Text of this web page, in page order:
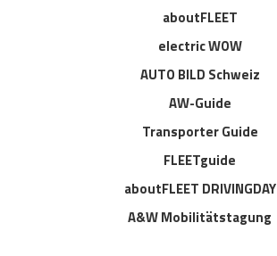
aboutFLEET
electric WOW
AUTO BILD Schweiz
AW-Guide
Transporter Guide
FLEETguide
aboutFLEET DRIVINGDAY
A&W Mobilitätstagung